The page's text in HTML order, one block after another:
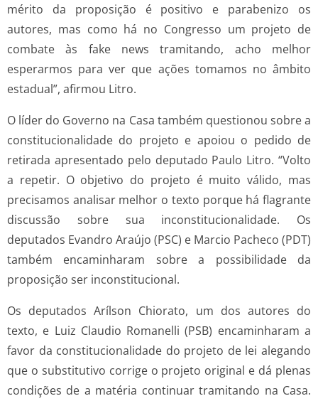
mérito da proposição é positivo e parabenizo os
autores, mas como há no Congresso um projeto de
combate às fake news tramitando, acho melhor
esperarmos para ver que ações tomamos no âmbito
estadual”, afirmou Litro.
O líder do Governo na Casa também questionou sobre a
constitucionalidade do projeto e apoiou o pedido de
retirada apresentado pelo deputado Paulo Litro. “Volto
a repetir. O objetivo do projeto é muito válido, mas
precisamos analisar melhor o texto porque há flagrante
discussão sobre sua inconstitucionalidade. Os
deputados Evandro Araújo (PSC) e Marcio Pacheco (PDT)
também encaminharam sobre a possibilidade da
proposição ser inconstitucional.
Os deputados Arílson Chiorato, um dos autores do
texto, e Luiz Claudio Romanelli (PSB) encaminharam a
favor da constitucionalidade do projeto de lei alegando
que o substitutivo corrige o projeto original e dá plenas
condições de a matéria continuar tramitando na Casa.